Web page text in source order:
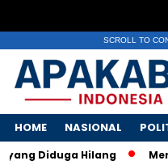
SCROLL TO
HOME NASIONAL
Hilang